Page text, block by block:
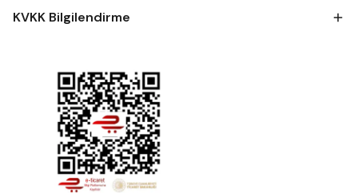
KVKK Bilgilendirme